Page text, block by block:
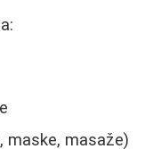
maske, masaže)